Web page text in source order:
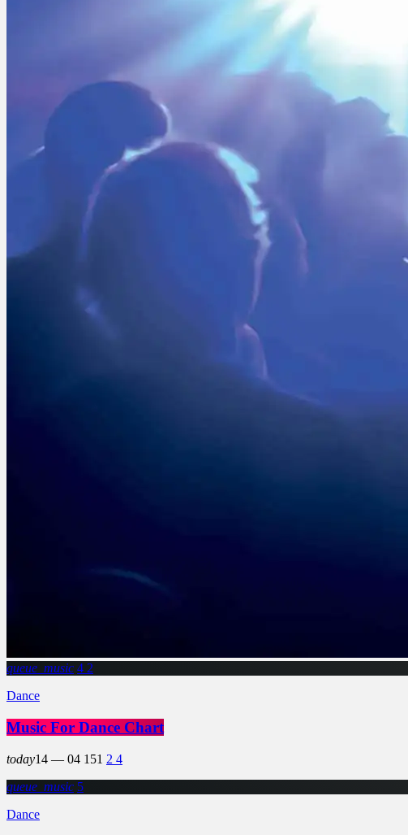
queue_music 4 2
Dance
Music For Dance Chart
today14 — 04 151 2 4
queue_music 5
Dance